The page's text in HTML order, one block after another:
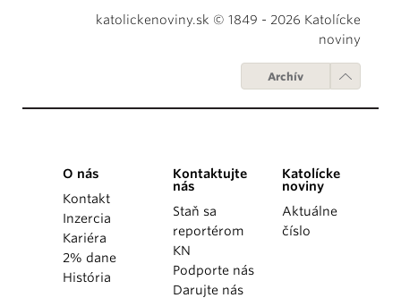
katolickenoviny.sk © 1849 - 2026 Katolícke
noviny
Archív
O nás
Kontakt
Inzercia
Kariéra
2% dane
História
Kontaktujte
nás
Staň sa
reportérom
KN
Podporte nás
Darujte nás
Katolícke
noviny
Aktuálne
číslo